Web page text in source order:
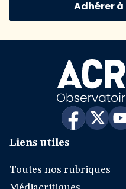
Adhérer
Liens utiles
Toutes nos rubriques